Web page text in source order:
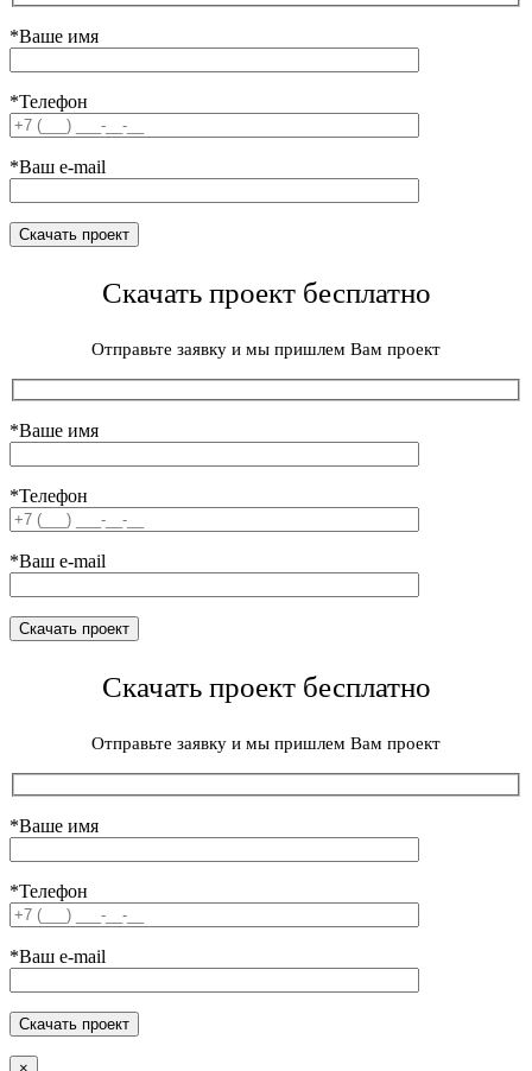
*Ваше имя
*Телефон
*Ваш e-mail
Скачать проект бесплатно
Отправьте заявку и мы пришлем Вам проект
*Ваше имя
*Телефон
*Ваш e-mail
Скачать проект бесплатно
Отправьте заявку и мы пришлем Вам проект
*Ваше имя
*Телефон
*Ваш e-mail